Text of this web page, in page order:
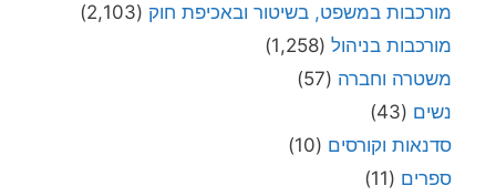
מורכבות במשפט, בשיטור ובאכיפת חוק (2,103)
מורכבות בניהול (1,258)
משטרה וחברה (57)
נשים (43)
סדנאות וקורסים (10)
ספרים (11)